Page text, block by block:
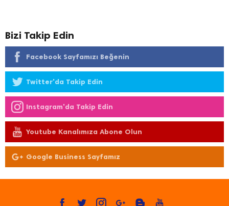
Bizi Takip Edin
Facebook Sayfamızı Beğenin
Twitter'da Takip Edin
Instagram'da Takip Edin
Youtube Kanalımıza Abone Olun
Google Business Sayfamız